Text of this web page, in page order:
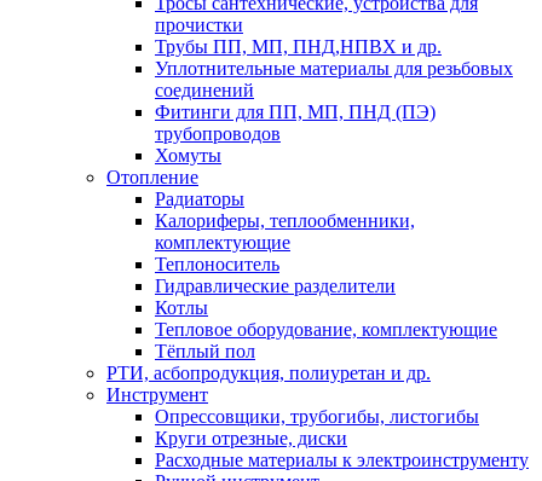
прочистки
Трубы ПП, МП, ПНД,НПВХ и др.
Уплотнительные материалы для резьбовых
соединений
Фитинги для ПП, МП, ПНД (ПЭ)
трубопроводов
Хомуты
Отопление
Радиаторы
Калориферы, теплообменники,
комплектующие
Теплоноситель
Гидравлические разделители
Котлы
Тепловое оборудование, комплектующие
Тёплый пол
РТИ, асбопродукция, полиуретан и др.
Инструмент
Опрессовщики, трубогибы, листогибы
Круги отрезные, диски
Расходные материалы к электроинструменту